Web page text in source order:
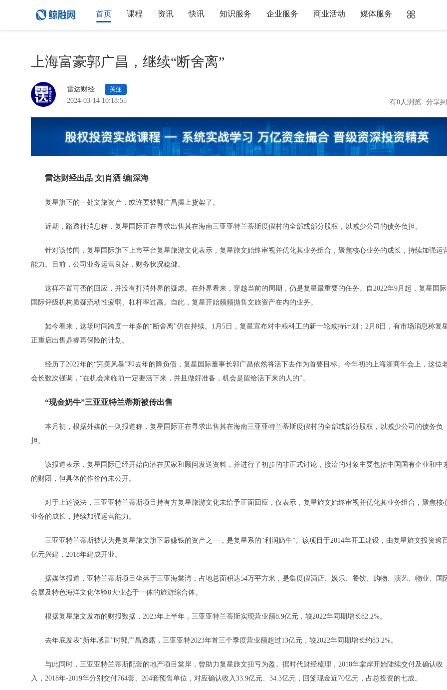
首页 课程 资讯 快讯 知识服务 企业服务 商业活动 媒体服务
上海富豪郭广昌，继续“断舍离”
雷达财经 关注
2024-03-14 10:18:55 有0人浏览 分享
雷达财经出品 文|肖洒 编|深海
复星旗下的一处文旅资产，或许要被郭广昌摆上货架了。
近期，路透社消息称，复星国际正在寻求出售其在海南三亚亚特兰蒂斯度假村的全部或部分股权，以减少公司的债务负担。
针对该传闻，复星国际旗下上市平台复星旅游文化表示，复星旅文始终审视并优化其业务组合，聚焦核心业务的成长，持续加强运
能力。目前，公司业务运营良好，财务状况稳健。
这样不置可否的回应，并没有打消外界的疑虑。在外界看来，穿越当前的周期，仍是复星最重要的任务。自2022年9月起，复星国
国际评级机构质疑流动性疲弱、杠杆率过高。自此，复星开始频频抛售文旅资产在内的业务。
如今看来，这场时间跨度一年多的“断舍离”仍在持续。1月5日，复星宣布对中粮科工的新一轮减持计划；2月8日，有市场消息称复
正重启出售鼎睿再保险的计划。
经历了2022年的“完美风暴”和去年的降负债，复星国际董事长郭广昌依然将活下去作为首要目标。今年初的上海浙商年会上，这位
会长数次强调，“在机会来临前一定要活下来，并且做好准备，机会是留给活下来的人的”。
“现金奶牛”三亚亚特兰蒂斯被传出售
本月初，根据外媒的一则报道称，复星国际正在寻求出售其在海南三亚亚特兰蒂斯度假村的全部或部分股权，以减少公司的债务负
担。
该报道表示，复星国际已经开始向潜在买家和顾问发送资料，并进行了初步的非正式讨论，接洽的对象主要包括中国国有企业和中
的财团，但具体的作价尚未公开。
对于上述说法，三亚亚特兰蒂斯项目持有方复星旅游文化未给予正面回应，仅表示，复星旅文始终审视并优化其业务组合，聚焦核
业务的成长，持续加强运营能力。
三亚亚特兰蒂斯被认为是复星旅文旗下最赚钱的资产之一，是复星系的“利润奶牛”。该项目于2014年开工建设，由复星旅文投资逾
亿元兴建，2018年建成开业。
据媒体报道，亚特兰蒂斯项目坐落于三亚海棠湾，占地总面积达54万平方米，是集度假酒店、娱乐、餐饮、购物、演艺、物业、国
会展及特色海洋文化体验8大业态于一体的旅游综合体。
根据复星旅文发布的财报数据，2023年上半年，三亚亚特兰蒂斯实现营业额8.9亿元，较2022年同期增长82.2%。
去年底发表“新年感言”时郭广昌透露，三亚亚特2023年首三个季度营业额超过13亿元，较2022年同期增长约83.2%。
与此同时，三亚亚特兰蒂斯配套的地产项目棠岸，曾助力复星旅文扭亏为盈。据时代财经梳理，2018年棠岸开始陆续交付及确认收
入，2018年-2019年分别交付764套、204套预售单位，对应确认收入33.9亿元、34.3亿元，回笼现金近70亿元，占总投资的七成。